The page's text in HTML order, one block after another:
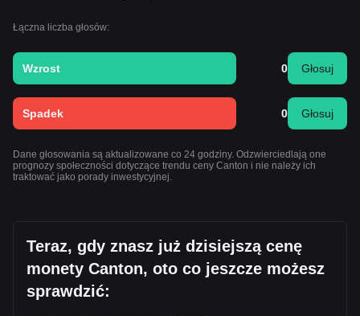
Łączna liczba głosów:
Wzrost 0 Głosuj
Spadek 0 Głosuj
Dane głosowania są aktualizowane co 24 godziny. Odzwierciedlają one
prognozy społeczności dotyczące trendu ceny Canton i nie należy ich
traktować jako porady inwestycyjnej.
Teraz, gdy znasz już dzisiejszą cenę
monety Canton, oto co jeszcze możesz
sprawdzić: